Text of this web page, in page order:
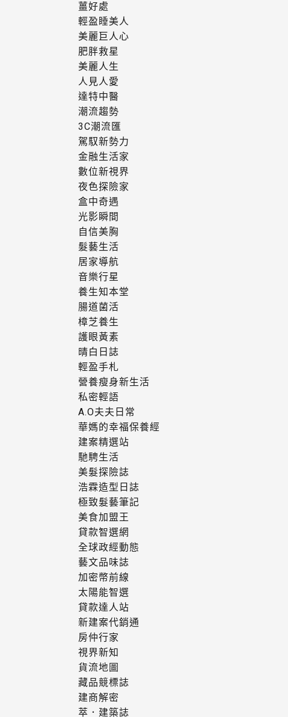
薑好處
輕盈睡美人
美麗巨人心
肥胖救星
美麗人生
人見人愛
達特中醫
潮流趨勢
3C潮流匯
駕馭新勢力
金融生活家
數位新視界
夜色探險家
盒中奇遇
光影瞬間
自信美胸
髮藝生活
居家導航
音樂行星
養生知本堂
腸道菌活
樟芝養生
護眼黃素
晴白日誌
輕盈手札
營養瘦身新生活
私密輕語
A.O夫夫日常
華媽的幸福保養經
建案精選站
馳騁生活
美髮探險誌
浩霖造型日誌
極致髮藝筆記
美食加盟王
貸款智選網
全球政經動態
藝文品味誌
加密幣前線
太陽能智選
貸款達人站
新建案代銷通
房仲行家
視界新知
貨流地圖
藏品競標誌
建商解密
萃．建築誌